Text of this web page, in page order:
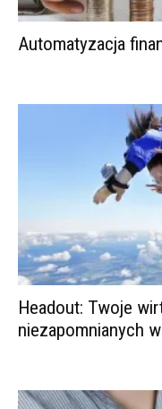
Automatyzacja
Headout: Twoje
niezapomnianych